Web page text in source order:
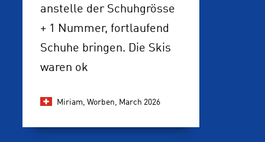
anstelle der Schuhgrösse
+ 1 Nummer, fortlaufend
Schuhe bringen. Die Skis
waren ok
Miriam, Worben, March 2026